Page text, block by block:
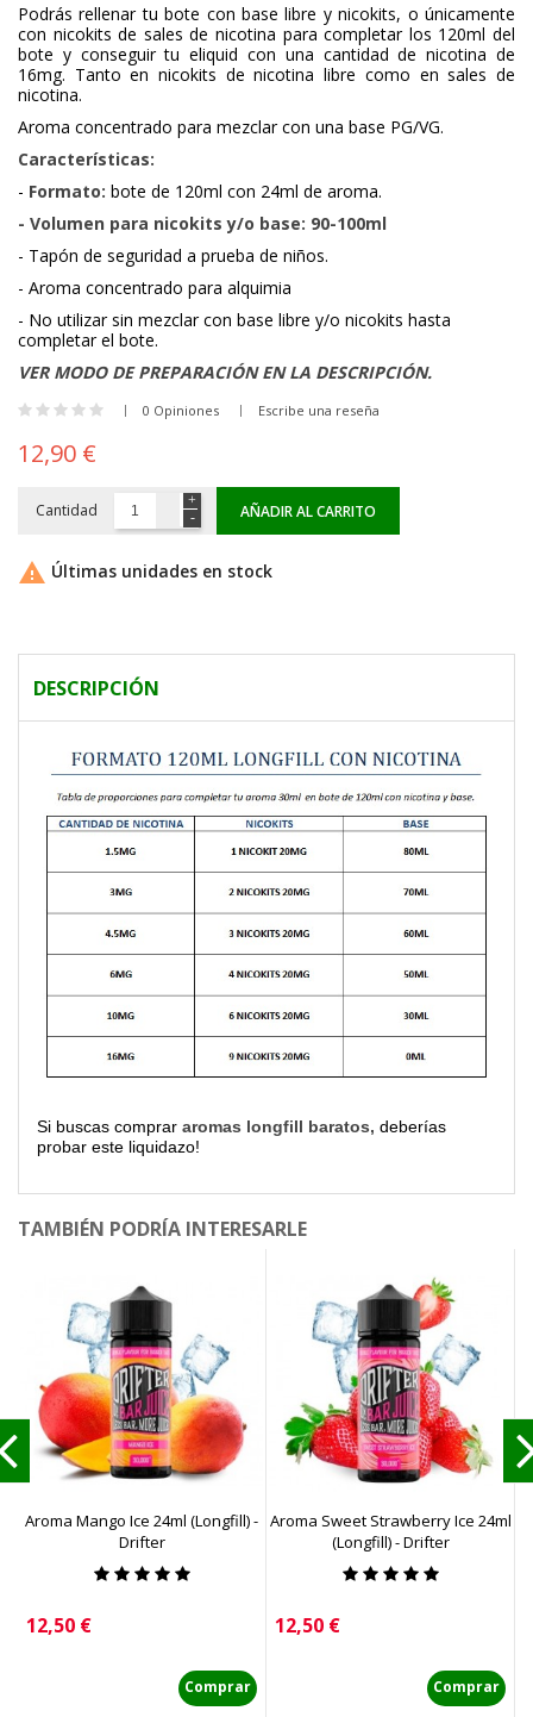
Podrás rellenar tu bote con base libre y nicokits, o únicamente
con nicokits de sales de nicotina para completar los 120ml del
bote y conseguir tu eliquid con una cantidad de nicotina de
16mg. Tanto en nicokits de nicotina libre como en sales de
nicotina.
Aroma concentrado para mezclar con una base PG/VG.
Características:
- Formato: bote de 120ml con 24ml de aroma.
- Volumen para nicokits y/o base: 90-100ml
- Tapón de seguridad a prueba de niños.
- Aroma concentrado para alquimia
- No utilizar sin mezclar con base libre y/o nicokits hasta
completar el bote.
VER MODO DE PREPARACIÓN EN LA DESCRIPCIÓN.
0 Opiniones Escribe una reseña
12,90 €
Cantidad AÑADIR AL CARRITO
 Últimas unidades en stock
DESCRIPCIÓN
Si buscas comprar aromas longfill baratos, deberías
probar este liquidazo!
TAMBIÉN PODRÍA INTERESARLE
Aroma Mango Ice 24ml (Longfill) -
Drifter
Precio
12,50 €
Comprar
Aroma Sweet Strawberry Ice 24ml
(Longfill) - Drifter
Precio
12,50 €
Comprar